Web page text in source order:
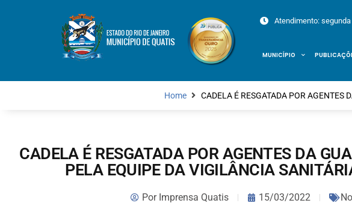
Atendimento:
MUNICÍPIO
Home CADELA É RESGATADA POR AGENTES
CADELA É RESGATADA POR AGENTES DA
PELA EQUIPE DA VIGILÂNCIA
PorImprensa Quatis 15/03/2022